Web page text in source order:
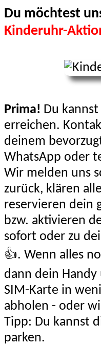
Du möchtest
Kinderuhr-
Prima! Du
erreichen.
deinem
WhatsApp oder
Wir melden uns
zurück, klären
reservieren dein
bzw. aktivieren
sofort oder zu
👍. Wenn alles
dann dein
SIM-Karte in
abholen - oder
Tipp: Du kannst
parken.